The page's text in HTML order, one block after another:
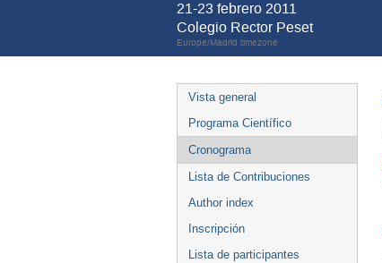
21-23 febrero 2011
Colegio Rector Peset
Europe/Madrid timezone
Vista general
Programa Científico
Cronograma
Lista de Contribuciones
Author index
Inscripción
Lista de participantes